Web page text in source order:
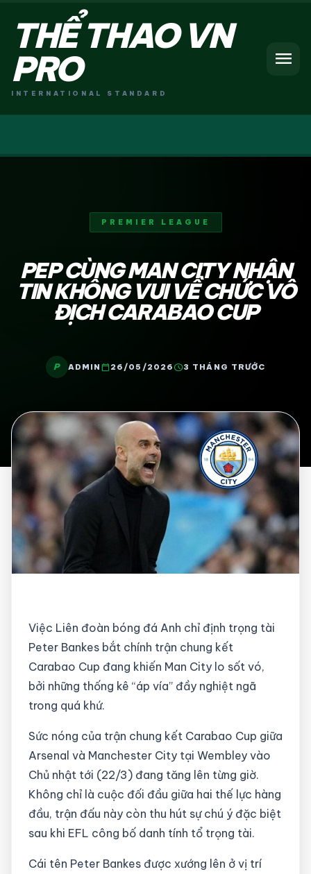
THỂ THAO VN
PRO
INTERNATIONAL STANDARD
menu
PREMIER LEAGUE
PEP CÙNG MAN CITY NHẬN
TIN KHÔNG VUI VỀ CHỨC VÔ
ĐỊCH CARABAO CUP
P ADMIN calendar_today 26/05/2026schedule3 THÁNG TRƯỚC
Việc Liên đoàn bóng đá Anh chỉ định trọng tài
Peter Bankes bắt chính trận chung kết
Carabao Cup đang khiến Man City lo sốt vó,
bởi những thống kê “áp vía” đầy nghiệt ngã
trong quá khứ.
Sức nóng của trận chung kết Carabao Cup giữa
Arsenal và Manchester City tại Wembley vào
Chủ nhật tới (22/3) đang tăng lên từng giờ.
Không chỉ là cuộc đối đầu giữa hai thế lực hàng
đầu, trận đấu này còn thu hút sự chú ý đặc biệt
sau khi EFL công bố danh tính tổ trọng tài.
Cái tên Peter Bankes được xướng lên ở vị trí